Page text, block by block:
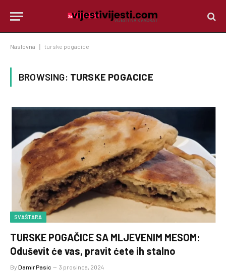
Naslovna turske pogacice
BROWSING: TURSKE POGACICE
SVAŠTARA
TURSKE POGAČICE SA MLJEVENIM MESOM:
Oduševit će vas, pravit ćete ih stalno
By Damir Pasic 3 prosinca, 2024